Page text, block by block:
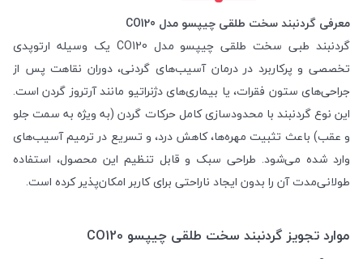
معرفی گردنبند سخت طلقی چیپسو مدل CO120
گردنبند طبی سخت طلقی چیپسو مدل CO120 یک وسیله ارتوپدی
تخصصی و پرکاربرد در درمان آسیب‌های گردنی، دوران نقاهت پس از
جراحی‌های ستون فقرات، یا بیماری‌های دژنراتیو مانند آرتروز گردن است.
این نوع گردنبند با محدودسازی کامل حرکات گردن (به ویژه به سمت جلو
و عقب) باعث تثبیت مهره‌ها، کاهش درد، و تسریع در ترمیم آسیب‌های
وارد شده می‌شود. طراحی سبک و قابل تنظیم این محصول، استفاده
طولانی‌مدت آن را بدون ایجاد ناراحتی برای کاربر امکان‌پذیر کرده است.
موارد تجویز گردنبند سخت طلقی چیپسو CO120